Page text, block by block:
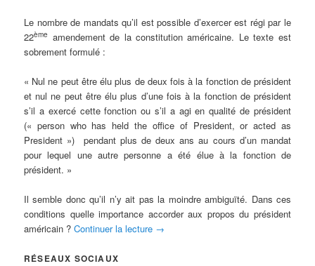
Le nombre de mandats qu’il est possible d’exercer est régi par le
22ème amendement de la constitution américaine. Le texte est
sobrement formulé :
« Nul ne peut être élu plus de deux fois à la fonction de président
et nul ne peut être élu plus d’une fois à la fonction de président
s’il a exercé cette fonction ou s’il a agi en qualité de président
(« person who has held the office of President, or acted as
President ») pendant plus de deux ans au cours d’un mandat
pour lequel une autre personne a été élue à la fonction de
président. »
Il semble donc qu’il n’y ait pas la moindre ambiguïté. Dans ces
conditions quelle importance accorder aux propos du président
américain ?Continuer la lecture →
RÉSEAUX SOCIAUX